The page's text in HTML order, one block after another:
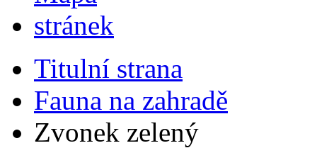
Titulní strana
Fauna na zahradě
Zvonek zelený